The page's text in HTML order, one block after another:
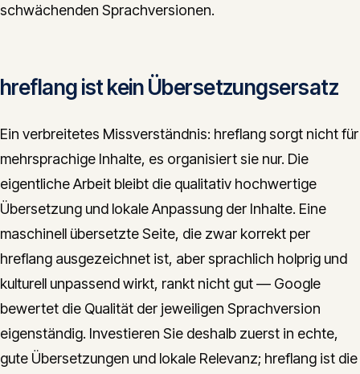
schwächenden Sprachversionen.
hreflang ist kein Übersetzungsersatz
Ein verbreitetes Missverständnis: hreflang sorgt nicht für
mehrsprachige Inhalte, es organisiert sie nur. Die
eigentliche Arbeit bleibt die qualitativ hochwertige
Übersetzung und lokale Anpassung der Inhalte. Eine
maschinell übersetzte Seite, die zwar korrekt per
hreflang ausgezeichnet ist, aber sprachlich holprig und
kulturell unpassend wirkt, rankt nicht gut — Google
bewertet die Qualität der jeweiligen Sprachversion
eigenständig. Investieren Sie deshalb zuerst in echte,
gute Übersetzungen und lokale Relevanz; hreflang ist die